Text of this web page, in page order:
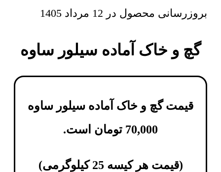
بروزرسانی محصول در 12 مرداد 1405
گچ و خاک آماده سیلور ساوه
قیمت گچ و خاک آماده سیلور ساوه
70,000 تومان است.
(قیمت هر کیسه 25 کیلوگرمی )